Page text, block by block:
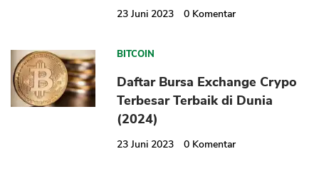
23 Juni 2023 0 Komentar
BITCOIN
Daftar Bursa Exchange Crypo
Terbesar Terbaik di Dunia
(2024)
23 Juni 2023 0 Komentar